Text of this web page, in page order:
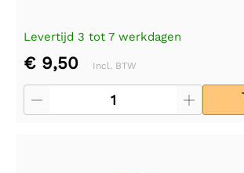
Levertijd 3 tot 7 werkdagen
€ 9,50 Incl. BTW